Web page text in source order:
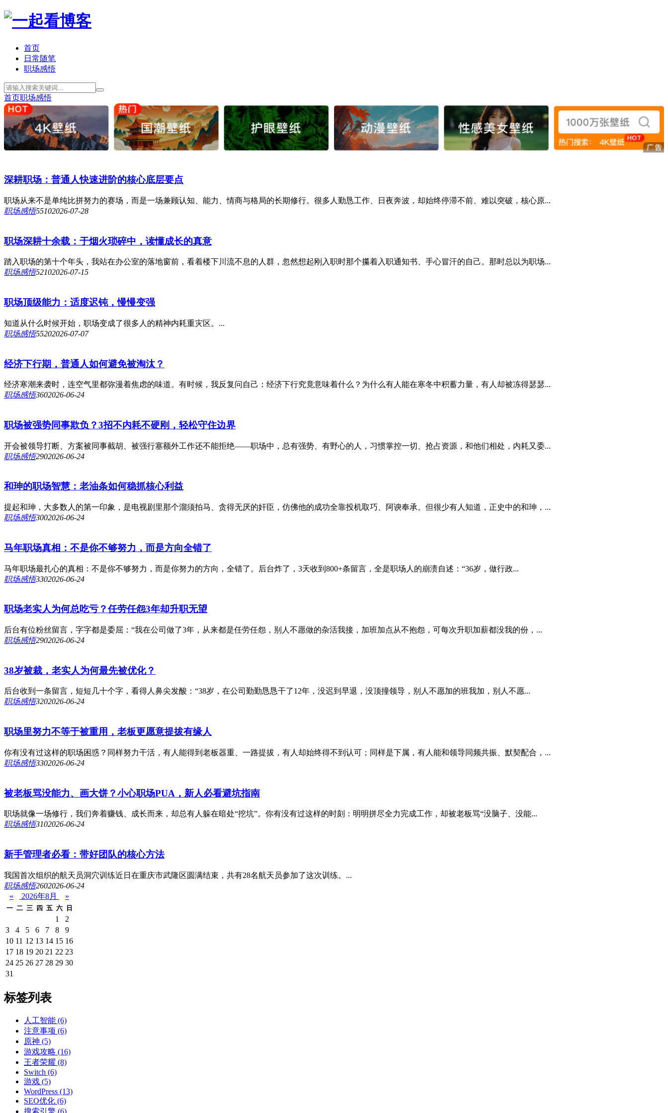
首页
日常随笔
职场感悟
首页职场感悟
深耕职场：普通人快速进阶的核心底层要点
职场从来不是单纯比拼努力的赛场，而是一场兼顾认知、能力、情商与格局的长期修行。很多人勤恳工作、日夜奔波，却始终停滞不前、难以突破，核心原...
职场感悟55102026-07-28
职场深耕十余载：于烟火琐碎中，读懂成长的真意
踏入职场的第十个年头，我站在办公室的落地窗前，看着楼下川流不息的人群，忽然想起刚入职时那个攥着入职通知书、手心冒汗的自己。那时总以为职场...
职场感悟52102026-07-15
职场顶级能力：适度迟钝，慢慢变强
知道从什么时候开始，职场变成了很多人的精神内耗重灾区。...
职场感悟55202026-07-07
经济下行期，普通人如何避免被淘汰？
经济寒潮来袭时，连空气里都弥漫着焦虑的味道。有时候，我反复问自己：经济下行究竟意味着什么？为什么有人能在寒冬中积蓄力量，有人却被冻得瑟瑟...
职场感悟3602026-06-24
职场被强势同事欺负？3招不内耗不硬刚，轻松守住边界
开会被领导打断、方案被同事截胡、被强行塞额外工作还不能拒绝——职场中，总有强势、有野心的人，习惯掌控一切、抢占资源，和他们相处，内耗又委...
职场感悟2902026-06-24
和珅的职场智慧：老油条如何稳抓核心利益
提起和珅，大多数人的第一印象，是电视剧里那个溜须拍马、贪得无厌的奸臣，仿佛他的成功全靠投机取巧、阿谀奉承。但很少有人知道，正史中的和珅，...
职场感悟3002026-06-24
马年职场真相：不是你不够努力，而是方向全错了
马年职场最扎心的真相：不是你不够努力，而是你努力的方向，全错了。后台炸了，3天收到800+条留言，全是职场人的崩溃自述：“36岁，做行政...
职场感悟3302026-06-24
职场老实人为何总吃亏？任劳任怨3年却升职无望
后台有位粉丝留言，字字都是委屈：“我在公司做了3年，从来都是任劳任怨，别人不愿做的杂活我接，加班加点从不抱怨，可每次升职加薪都没我的份，...
职场感悟2902026-06-24
38岁被裁，老实人为何最先被优化？
后台收到一条留言，短短几十个字，看得人鼻尖发酸：“38岁，在公司勤勤恳恳干了12年，没迟到早退，没顶撞领导，别人不愿加的班我加，别人不愿...
职场感悟3202026-06-24
职场里努力不等于被重用，老板更愿意提拔有缘人
你有没有过这样的职场困惑？同样努力干活，有人能得到老板器重、一路提拔，有人却始终得不到认可；同样是下属，有人能和领导同频共振、默契配合，...
职场感悟3302026-06-24
被老板骂没能力、画大饼？小心职场PUA，新人必看避坑指南
职场就像一场修行，我们奔着赚钱、成长而来，却总有人躲在暗处“挖坑”。你有没有过这样的时刻：明明拼尽全力完成工作，却被老板骂“没脑子、没能...
职场感悟3102026-06-24
新手管理者必看：带好团队的核心方法
我国首次组织的航天员洞穴训练近日在重庆市武隆区圆满结束，共有28名航天员参加了这次训练。...
职场感悟2602026-06-24
«
2026年8月 »
一 二 三 四 五 六 日
1
2
3
4 5 6 7 8
9
10 11 12 13 14 15 16
17 18 19 20 21 22 23
24 25 26 27 28 29 30
31
标签列表
人工智能 (6)
注意事项 (6)
原神 (5)
游戏攻略 (16)
王者荣耀 (8)
Switch (6)
游戏 (5)
WordPress (13)
SEO优化 (6)
搜索引擎 (6)